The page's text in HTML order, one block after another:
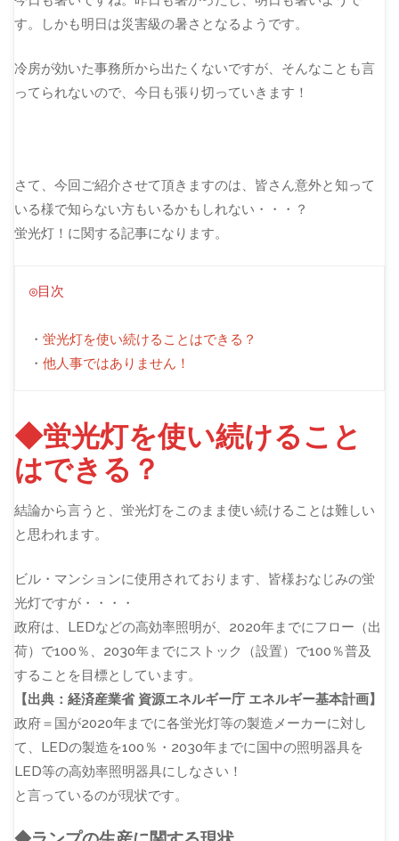
す。しかも明日は災害級の暑さとなるようです。
冷房が効いた事務所から出たくないですが、そんなことも言
ってられないので、今日も張り切っていきます！
さて、今回ご紹介させて頂きますのは、皆さん意外と知って
いる様で知らない方もいるかもしれない・・・？
蛍光灯！に関する記事になります。
◎目次
・ 蛍光灯を使い続けることはできる？
・ 他人事ではありません！
◆蛍光灯を使い続けること
はできる？
結論から言うと、蛍光灯をこのまま使い続けることは難しい
と思われます。
ビル・マンションに使用されております、皆様おなじみの蛍
光灯ですが・・・・
政府は、LEDなどの高効率照明が、2020年までにフロー（出
荷）で100％、2030年までにストック（設置）で100％普及
することを目標としています。
【出典：経済産業省 資源エネルギー庁 エネルギー基本計画】
政府＝国が2020年までに各蛍光灯等の製造メーカーに対し
て、LEDの製造を100％・2030年までに国中の照明器具を
LED等の高効率照明器具にしなさい！
と言っているのが現状です。